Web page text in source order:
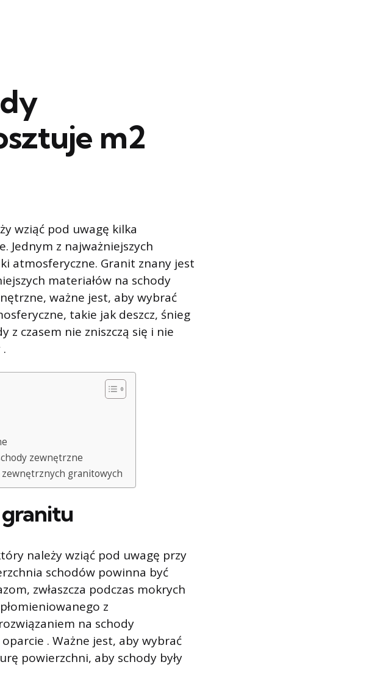
m2
wziąć pod uwagę kilka
Jednym z najważniejszych
atmosferyczne. Granit znany jest
materiałów na schody
ważne jest, aby wybrać
takie jak deszcz, śnieg
czasem nie zniszczą się i nie
zewnętrzne
zewnętrznych granitowych
należy wziąć pod uwagę przy
schodów powinna być
zwłaszcza podczas mokrych
z
na schody
. Ważne jest, aby wybrać
powierzchni, aby schody były